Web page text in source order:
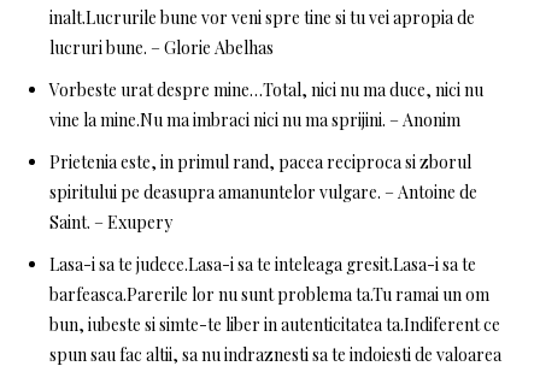
inalt.Lucrurile bune vor veni spre tine si tu vei apropia de
lucruri bune. – Glorie Abelhas
Vorbeste urat despre mine…Total, nici nu ma duce, nici nu
vine la mine.Nu ma imbraci nici nu ma sprijini. – Anonim
Prietenia este, in primul rand, pacea reciproca si zborul
spiritului pe deasupra amanuntelor vulgare. – Antoine de
Saint. – Exupery
Lasa-i sa te judece.Lasa-i sa te inteleaga gresit.Lasa-i sa te
barfeasca.Parerile lor nu sunt problema ta.Tu ramai un om
bun, iubeste si simte-te liber in autenticitatea ta.Indiferent ce
spun sau fac altii, sa nu indraznesti sa te indoiesti de valoarea